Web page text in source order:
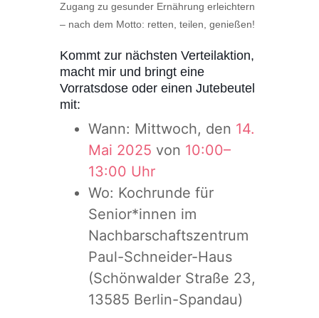
Zugang zu gesunder Ernährung erleichtern
– nach dem Motto: retten, teilen, genießen!
Kommt zur nächsten Verteilaktion,
macht mir und bringt eine
Vorratsdose oder einen Jutebeutel
mit:
Wann: Mittwoch, den 14.
Mai 2025 von 10:00–
13:00 Uhr
Wo: Kochrunde für
Senior*innen im
Nachbarschaftszentrum
Paul-Schneider-Haus
(Schönwalder Straße 23,
13585 Berlin-Spandau)